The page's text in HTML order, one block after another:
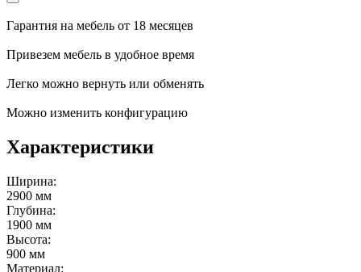
Гарантия на мебель от 18 месяцев
Привезем мебель в удобное время
Легко можно вернуть или обменять
Можно изменить конфигурацию
Характеристики
Ширина:
2900 мм
Глубина:
1900 мм
Высота:
900 мм
Материал: